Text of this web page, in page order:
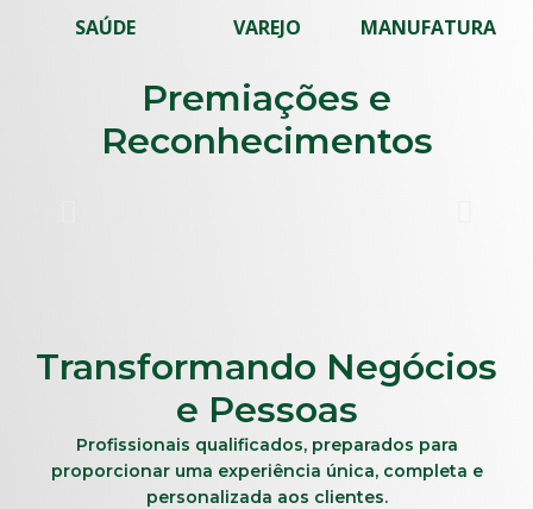
SAÚDE VAREJO MANUFATURA
Premiações e
Reconhecimentos
Transformando Negócios
e Pessoas
Profissionais qualificados, preparados para
proporcionar uma experiência única, completa e
personalizada aos clientes.